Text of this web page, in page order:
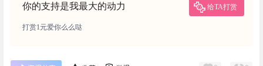
你的支持是我最大的动力 给TA打赏
打赏1元爱你么么哒